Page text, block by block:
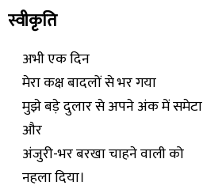
स्वीकृति
अभी एक दिन
मेरा कक्ष बादलों से भर गया
मुझे बड़े दुलार से अपने अंक में समेटा
और
अंजुरी-भर बरखा चाहने वाली को
नहला दिया।